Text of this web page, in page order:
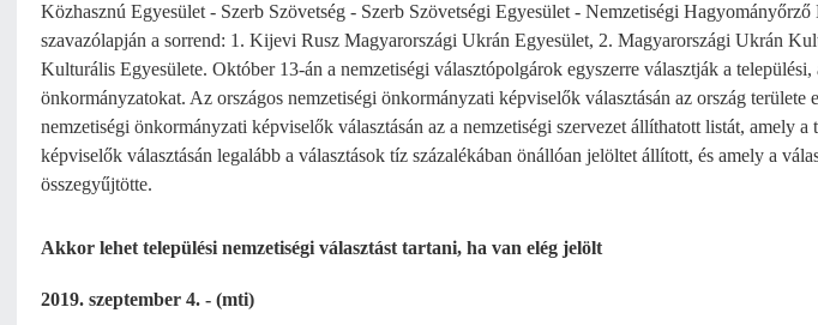
Közhasznú Egyesület - Szerb Szövetség - Szerb Szövetségi Egyesület - Nemzetiségi
szavazólapján a sorrend: 1. Kijevi Rusz Magyarországi Ukrán Egyesület, 2. Magyarországi Ukrán
Kulturális Egyesülete. Október 13-án a nemzetiségi választópolgárok egyszerre választják a
önkormányzatokat. Az országos nemzetiségi önkormányzati képviselők választásán az ország területe
nemzetiségi önkormányzati képviselők választásán az a nemzetiségi szervezet állíthatott listát, amely
képviselők választásán legalább a választások tíz százalékában önállóan jelöltet állított, és amely a
összegyűjtötte.
Akkor lehet települési nemzetiségi választást tartani, ha van elég jelölt
2019. szeptember 4. - (mti)